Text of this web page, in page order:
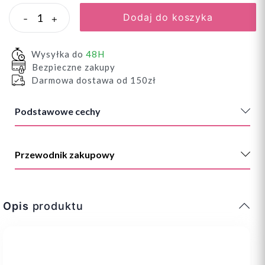
- + Dodaj do koszyka
Wysyłka do 48H
Bezpieczne zakupy
Darmowa dostawa od 150zł
Podstawowe cechy
Przewodnik zakupowy
Opis produktu